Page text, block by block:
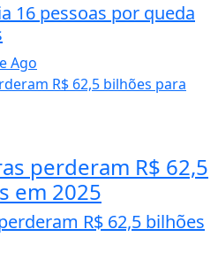
16 pessoas por queda
Ago
perderam R$ 62,5
em 2025
R$ 62,5 bilhões